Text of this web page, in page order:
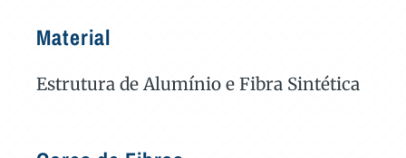
Material
Estrutura de Alumínio e Fibra Sintética